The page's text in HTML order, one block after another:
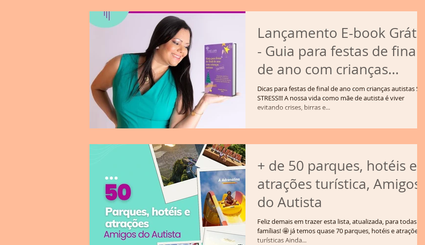
Lançamento E-book Grátis
- Guia para festas de final
de ano com crianças
autistas SEM STRESS
Dicas para festas de final de ano com crianças autistas SEM
STRESS!!! A nossa vida como mãe de autista é viver
evitando crises, birras e...
+ de 50 parques, hotéis e
atrações turística, Amigos
do Autista
Feliz demais em trazer esta lista, atualizada, para todas as
famílias! 🤩 já temos quase 70 parques, hotéis e atrações
turísticas Ainda...